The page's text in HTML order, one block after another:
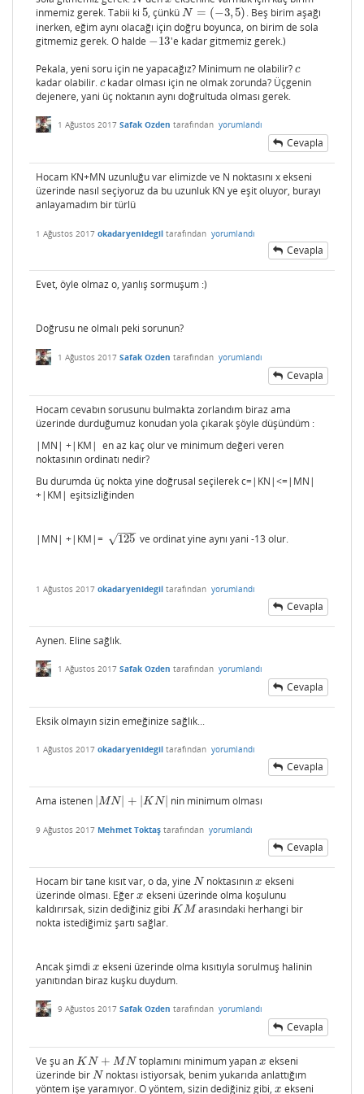
inmemiz gerek. Tabii ki 5
5, çünküN = (−3,5)
N= (−3 ,5)
. Beş birim aşağı
inerken, eğim aynı olacağı için doğru boyunca, on birim de sola
gitmemiz gerek. O halde −13
−13 'e kadar gitmemiz gerek.)
Pekala, yeni soru için ne yapacağız? Minimum ne olabilir? c
c
kadar olabilir. c
ckadar olması için ne olmak zorunda? Üçgenin
dejenere, yani üç noktanın aynı doğrultuda olması gerek.
1 Ağustos 2017 Safak Ozden tarafından yorumlandı
Cevapla
Hocam KN+MN uzunluğu var elimizde ve N noktasını x ekseni
üzerinde nasıl seçiyoruz da bu uzunluk KN ye eşit oluyor, burayı
anlayamadım bir türlü
1 Ağustos 2017 okadaryenidegil tarafından yorumlandı
Cevapla
Evet, öyle olmaz o, yanlış sormuşum :)
Doğrusu ne olmalı peki sorunun?
1 Ağustos 2017 Safak Ozden tarafından yorumlandı
Cevapla
Hocam cevabın sorusunu bulmakta zorlandım biraz ama
üzerinde durduğumuz konudan yola çıkarak şöyle düşündüm :
|MN| +|KM| en az kaç olur ve minimum değeri veren
noktasının ordinatı nedir?
Bu durumda üç nokta yine doğrusal seçilerek c=|KN|<=|MN|
+|KM| eşitsizliğinden
|MN| +|KM|= 125
−−
−
√
125 ve ordinat yine aynı yani -13 olur.
| MN | + |KN| |MN| + |KN|
1 Ağustos 2017 okadaryenidegil tarafından yorumlandı
Cevapla
Aynen. Eline sağlık.
1 Ağustos 2017 Safak Ozden tarafından yorumlandı
Cevapla
Eksik olmayın sizin emeğinize sağlık...
1 Ağustos 2017 okadaryenidegil tarafından yorumlandı
Cevapla
Ama istenen MN + |K N|
|MN| |K N| nin minimum olması
9 Ağustos 2017 Mehmet Toktaş tarafından yorumlandı
Cevapla
Hocam bir tane kısıt var, o da, yine N
N noktasının x
x ekseni
üzerinde olması. Eğer x
x ekseni üzerinde olma koşulunu
kaldırırsak, sizin dediğiniz gibi KM
KM
arasındaki herhangi bir
nokta istediğimiz şartı sağlar.
Ancak şimdi x
x ekseni üzerinde olma kısıtıyla sorulmuş halinin
yanıtından biraz kuşku duydum.
9 Ağustos 2017 Safak Ozden tarafından yorumlandı
Cevapla
Ve şu an K N + MN
KN+MN toplamını minimum yapanx
x ekseni
üzerinde bir N
N noktası istiyorsak, benim yukarıda anlattığım
yöntem işe yaramıyor. O yöntem, sizin dediğiniz gibi, x
x ekseni